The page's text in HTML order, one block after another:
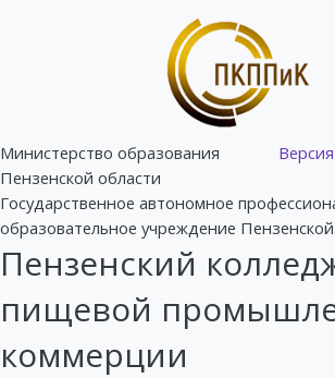
Министерство образования
Пензенской области
Государственное автономное
образовательное учреждение
Пензенский
пищевой
коммерции